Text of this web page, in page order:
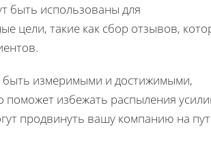
быть использованы для
цели, такие как сбор отзывов,
быть измеримыми и достижимыми,
избежать распыления
продвинуть вашу компанию на